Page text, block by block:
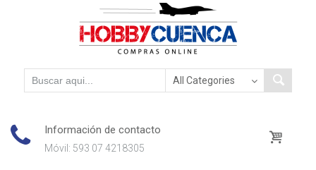
Información de contacto
Móvil: 593 07 4218305